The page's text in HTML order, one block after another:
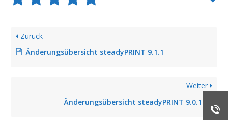
Zurück
Änderungsübersicht steadyPRINT 9.1.1
Weiter
Änderungsübersicht steadyPRINT 9.0.1